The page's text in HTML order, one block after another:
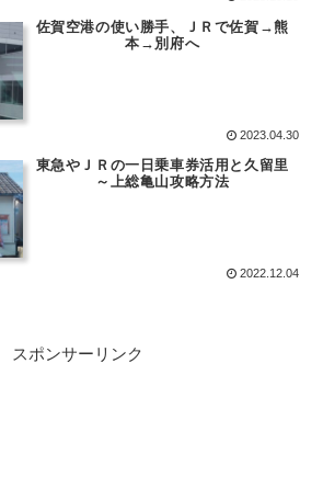
佐賀空港の使い勝手、ＪＲで佐賀→熊
本→別府へ
2023.04.30
東急やＪＲの一日乗車券活用と久留里
～上総亀山攻略方法
2022.12.04
スポンサーリンク